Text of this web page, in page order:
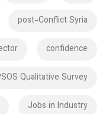
post-Conflict Syria
confidence
Qualitative Survey
Jobs in Industry